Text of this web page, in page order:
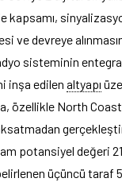
kapsamı,
ve devreye
sisteminin
inşa edilen altyapı
özellikle North Coast
potansiyel değeri
üçüncü taraf